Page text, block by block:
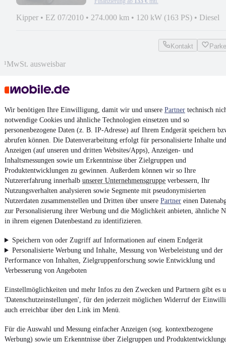
Wir benötigen Ihre Einwilligung, damit wir und unsere Partner technisch
notwendige Cookies und ähnliche Technologien einsetzen und so
personenbezogene Daten (z. B. IP-Adresse) auf Ihrem Endgerät speichern
abrufen können. Die Datenverarbeitung erfolgt für personalisierte Inhalte und
Anzeigen (auf unseren und dritten Websites/Apps), Anzeigen- und
Inhaltsmessungen sowie um Erkenntnisse über Zielgruppen und
Produktentwicklungen zu gewinnen. Außerdem können wir so Ihre
Nutzererfahrung innerhalb unserer Unternehmensgruppe verbessern, Ihr
Nutzungsverhalten analysieren sowie Segmente mit pseudonymisierten
Nutzerdaten zusammenstellen und Dritten über unsere Partner einen
zur Personalisierung ihrer Werbung und die Möglichkeit anbieten, ähnliche
in ihrem eigenen Datenbestand zu identifizieren.
Speichern von oder Zugriff auf Informationen auf einem Endgerät
Personalisierte Werbung und Inhalte, Messung von Werbeleistung und der
Performance von Inhalten, Zielgruppenforschung sowie Entwicklung und
Verbesserung von Angeboten
Einstellmöglichkeiten und mehr Infos zu den Zwecken und Partnern gibt es
'Datenschutzeinstellungen', für den jederzeit möglichen Widerruf der
auch erreichbar über den Link im Menü.
Für die Auswahl und Messung einfacher Anzeigen (sog. kontextbezogene
Werbung) sowie um Erkenntnisse über Zielgruppen und
Kipper • EZ 07/2010 • 274.000 km • 120 kW (163 PS) • Diesel
Kontakt
¹MwSt. ausweisbar
4.6 Sterne
Nutze mobile.de schnell und einfach
App installieren
Impressum
Vertrag widerrufen
Datenschutz
Erklärung zur Barrierefreiheit
Report Security Vulnerability (English)
Powered by
Leasing-Angebote, gibt es bei mobile.de